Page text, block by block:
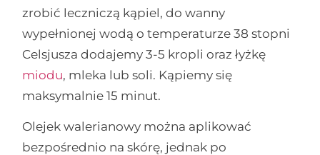
zrobić leczniczą kąpiel, do wanny
wypełnionej wodą o temperaturze 38 stopni
Celsjusza dodajemy 3-5 kropli oraz łyżkę
miodu, mleka lub soli. Kąpiemy się
maksymalnie 15 minut.
Olejek walerianowy można aplikować
bezpośrednio na skórę, jednak po